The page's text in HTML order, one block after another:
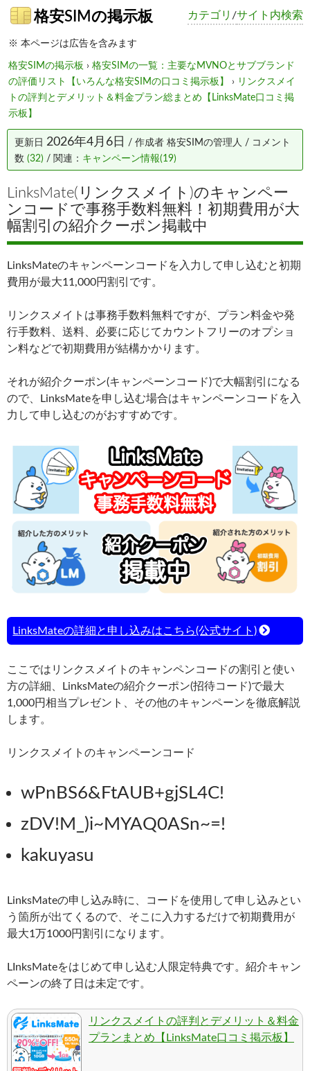
サイト内検索
カテゴリ /
格安SIMの掲示板
※ 本ページは広告を含みます
格安SIMの掲示板 › 格安SIMの一覧：主要なMVNOとサブブランド
の評価リスト【いろんな格安SIMの口コミ掲示板】
› リンクスメイ
トの評判とデメリット＆料金プラン総まとめ【LinksMate口コミ掲
示板】
更新日 2026年4月6日 / 作成者 格安SIMの管理人 / コメント
数 (32) / 関連： キャンペーン情報(19)
LinksMate(リンクスメイト)のキャンペー
ンコードで事務手数料無料！初期費用が大
幅割引の紹介クーポン掲載中
LinksMateのキャンペーンコードを入力して申し込むと初期
費用が最大11,000円割引です。
リンクスメイトは事務手数料無料ですが、プラン料金や発
行手数料、送料、必要に応じてカウントフリーのオプショ
ン料などで初期費用が結構かかります。
それが紹介クーポン(キャンペーンコード)で大幅割引になる
ので、LinksMateを申し込む場合はキャンペーンコードを入
力して申し込むのがおすすめです。
LinksMateの詳細と申し込みはこちら(公式サイト)
ここではリンクスメイトのキャンペンコードの割引と使い
方の詳細、LinksMateの紹介クーポン(招待コード)で最大
1,000円相当プレゼント、その他のキャンペーンを徹底解説
します。
リンクスメイトのキャンペーンコード
wPnBS6&FtAUB+gjSL4C!
zDV!M_)i~MYAQ0ASn~=!
kakuyasu
LinksMateの申し込み時に、コードを使用して申し込みとい
う箇所が出てくるので、そこに入力するだけで初期費用が
最大1万1000円割引になります。
LInksMateをはじめて申し込む人限定特典です。紹介キャン
ペーンの終了日は未定です。
リンクスメイトの評判とデメリット＆料金
プランまとめ【LinksMate口コミ掲示板】